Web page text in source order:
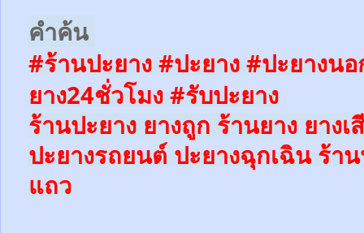
คำค้น
#ร้านปะยาง #ปะยาง #ปะยางน
ยาง24ชั่วโมง #รับปะยาง
ร้านปะยาง ยางถูก ร้านยาง ยางเ
ปะยางรถยนต์ ปะยางฉุกเฉิน ร้า
แถว